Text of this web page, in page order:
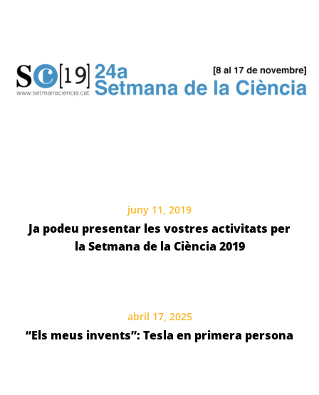
juny 11, 2019
Ja podeu presentar les vostres activitats per
la Setmana de la Ciència 2019
abril 17, 2025
“Els meus invents”: Tesla en primera persona